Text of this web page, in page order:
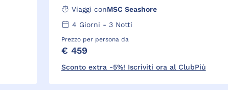
Viaggi conMSC Seashore
4 Giorni -3 Notti
Prezzo per persona da
€ 459
Sconto extra -5%! Iscriviti ora al ClubPiù